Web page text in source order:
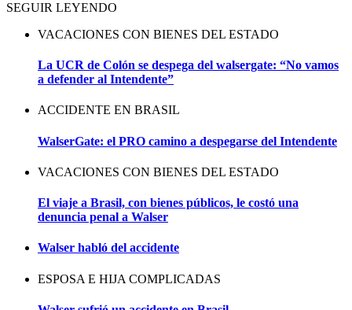
SEGUIR LEYENDO
VACACIONES CON BIENES DEL ESTADO
La UCR de Colón se despega del walsergate: “No vamos
a defender al Intendente”
ACCIDENTE EN BRASIL
WalserGate: el PRO camino a despegarse del Intendente
VACACIONES CON BIENES DEL ESTADO
El viaje a Brasil, con bienes públicos, le costó una
denuncia penal a Walser
Walser habló del accidente
ESPOSA E HIJA COMPLICADAS